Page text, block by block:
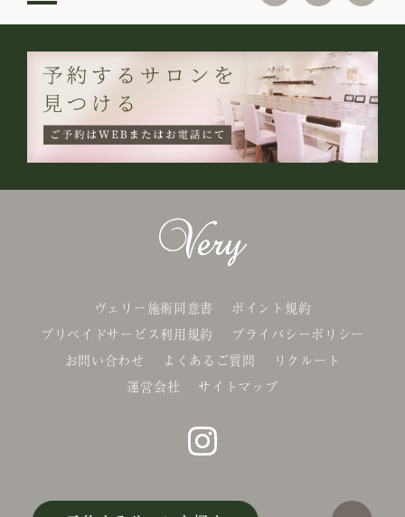
ヴェリー施術同意書
ポイント規約
プリペイドサービス利用規約
プライバシーポリシー
お問い合わせ
よくあるご質問
リクルート
運営会社
サイトマップ